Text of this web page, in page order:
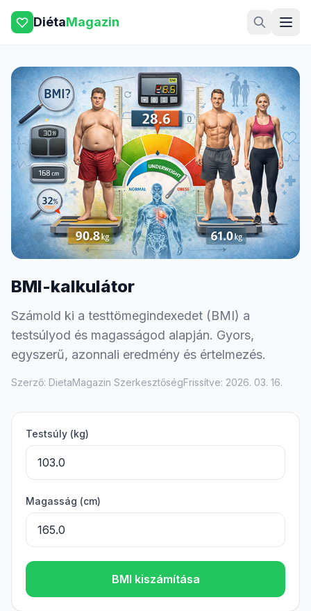
DiétaMagazin
BMI-kalkulátor
Számold ki a testtömegindexedet (BMI) a
testsúlyod és magasságod alapján. Gyors,
egyszerű, azonnali eredmény és értelmezés.
Szerző: DietaMagazin SzerkesztőségFrissítve: 2026. 03. 16.
Testsúly (kg)
Magasság (cm)
BMI kiszámítása